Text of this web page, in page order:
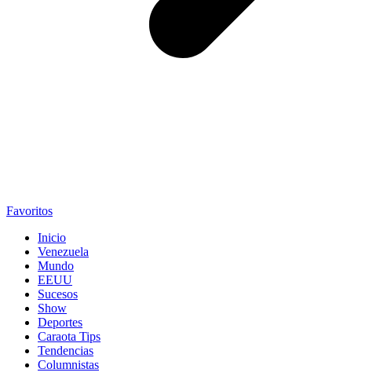
Favoritos
Inicio
Venezuela
Mundo
EEUU
Sucesos
Show
Deportes
Caraota Tips
Tendencias
Columnistas